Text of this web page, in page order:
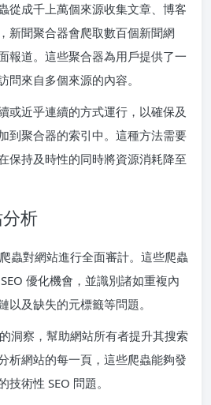
從成千上萬個來源收集文章、博客
新聞聚合器會爬取數百個新聞網
報道。這些聚合器為用戶提供了一
問來自多個來源的內容。
或近乎連續的方式運行，以確保及
到聚合器的索引中。這種方法需要
保持及時性的同時將資源消耗降至
析
蟲對網站進行全面審計。這些爬蟲
優化機會，並識別諸如重複內
以及缺失的元標籤等問題。
洞察，幫助網站所有者提升其搜索
析網站的每一頁，這些爬蟲能夠發
術性 SEO 問題。